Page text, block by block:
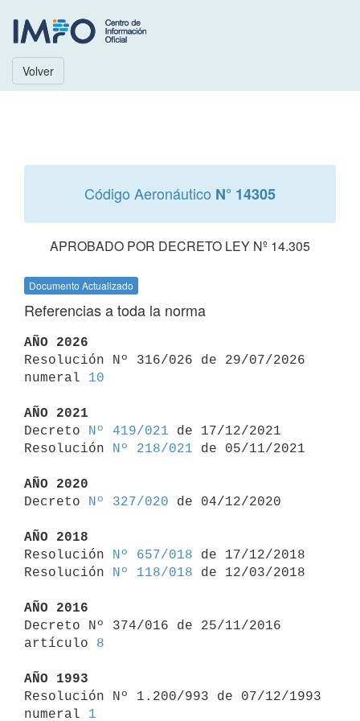
Volver
Código Aeronáutico N° 14305
APROBADO POR DECRETO LEY Nº 14.305
Documento Actualizado
Referencias a toda la norma
AÑO 2026
Resolución Nº 316/026 de 29/07/2026
numeral 10
AÑO 2021
Decreto
Nº 419/021 de 17/12/2021
Resolución
Nº 218/021 de 05/11/2021
AÑO 2020
Decreto
Nº 327/020 de 04/12/2020
AÑO 2018
Resolución
Nº 657/018 de 17/12/2018
Resolución
Nº 118/018 de 12/03/2018
AÑO 2016
Decreto Nº 374/016 de 25/11/2016
artículo 8
AÑO 1993
Resolución Nº 1.200/993 de 07/12/1993
numeral 1